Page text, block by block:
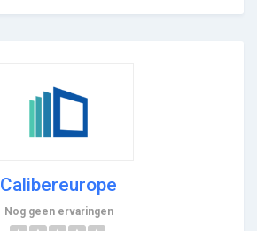
Calibereurope
Nog geen ervaringen